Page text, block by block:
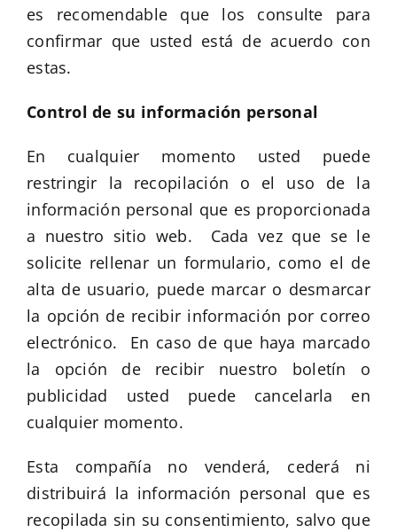
es recomendable que los consulte para
confirmar que usted está de acuerdo con
estas.
Control de su información personal
En cualquier momento usted puede
restringir la recopilación o el uso de la
información personal que es proporcionada
a nuestro sitio web. Cada vez que se le
solicite rellenar un formulario, como el de
alta de usuario, puede marcar o desmarcar
la opción de recibir información por correo
electrónico. En caso de que haya marcado
la opción de recibir nuestro boletín o
publicidad usted puede cancelarla en
cualquier momento.
Esta compañía no venderá, cederá ni
distribuirá la información personal que es
recopilada sin su consentimiento, salvo que